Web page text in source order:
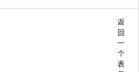
返
回
一
个
表